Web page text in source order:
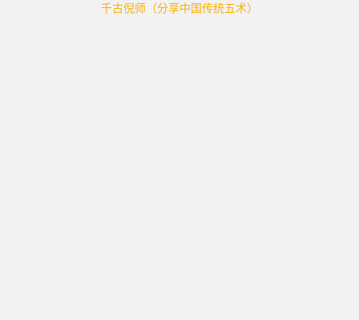
千古倪师（分享中国传统五术）